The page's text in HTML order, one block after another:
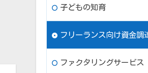
子どもの知育
フリーランス向け資金調
ファクタリングサービス